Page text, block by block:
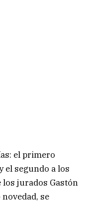
el primero
el segundo a los
jurados Gastón
se